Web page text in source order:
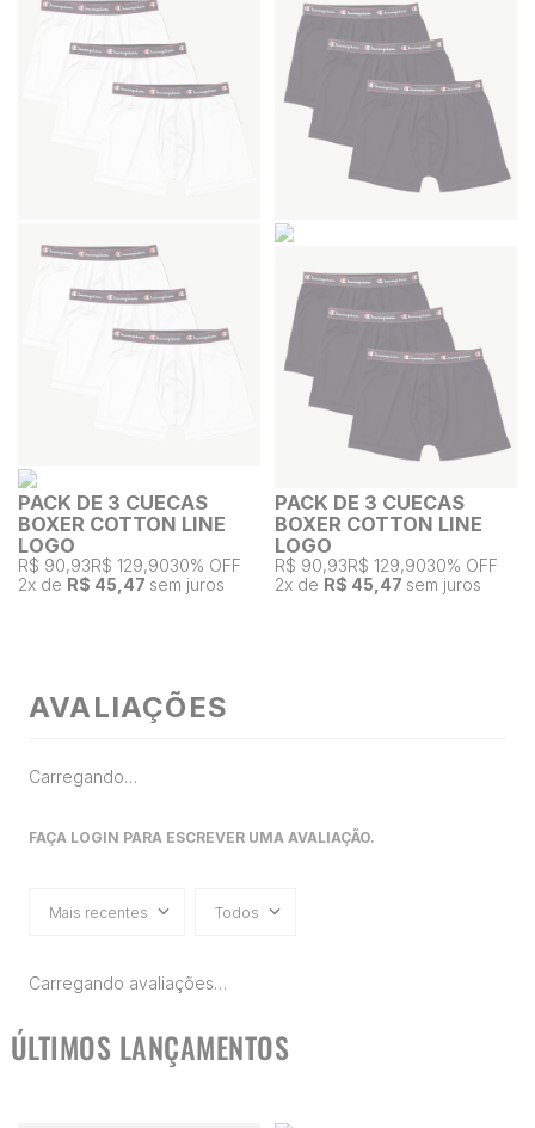
PACK DE 3 CUECAS
BOXER COTTON LINE
LOGO
R$ 90,93R$ 129,9030% OFF
2x de R$ 45,47 sem juros
PACK DE 3 CUECAS
BOXER COTTON LINE
LOGO
R$ 90,93R$ 129,9030% OFF
2x de R$ 45,47 sem juros
AVALIAÇÕES
Carregando…
FAÇA LOGIN PARA ESCREVER UMA AVALIAÇÃO.
Mais recentes Todos
Carregando avaliações…
ÚLTIMOS LANÇAMENTOS